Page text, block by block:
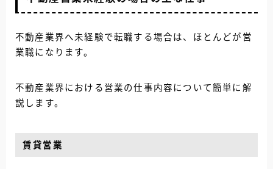
不動産業界へ未経験で転職する場合は、 ほとんどが営
業職になります。
不動産業界における営業の仕事内容について簡単に解
説します。
賃貸営業